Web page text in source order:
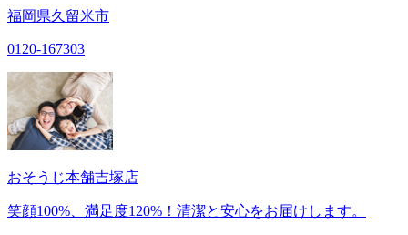
福岡県久留米市
0120-167303
おそうじ本舗吉塚店
笑顔100%、満足度120%！清潔と安心をお届けします。